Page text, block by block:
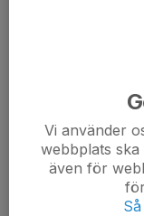
Vi använder
webbplats
även för